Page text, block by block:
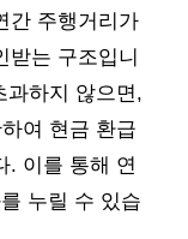
간 주행거리가
받는 구조입니
과하지 않으면,
여 현금 환급
. 이를 통해 연
누릴 수 있습